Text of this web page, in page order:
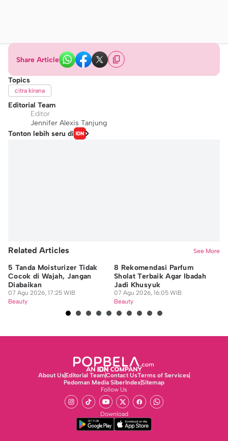
Share Article
Topics
citra kirana
Editorial Team
Editor
Jennifer Alexis Tanjung
Tonton lebih seru di
Related Articles See More
5 Tanda Moisturizer Tidak
Cocok di Wajah, Jangan
Diabaikan
07 Agu 2026, 17:25 WIB
Beauty
8 Rekomendasi Parfum
Sholat Terbaik Agar Ibadah
Jadi Khusyuk
07 Agu 2026, 16:05 WIB
Beauty
About UsEditorial TeamContact UsTerms of Services
Pedoman Media SiberIndexSitemap
Follow Us
Download